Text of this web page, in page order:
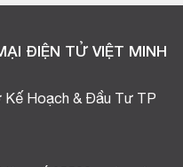
ĐIỆN TỬ VIỆT MINH
Kế Hoạch & Đầu Tư TP